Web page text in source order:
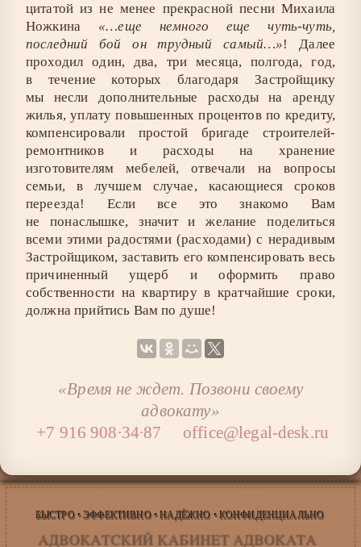
цитатой из не менее прекрасной песни Михаила
Ножкина «…еще немного еще чуть-чуть,
последний бой он трудный самый…»! Далее
проходил один, два, три месяца, полгода, год,
в течение которых благодаря Застройщику
мы несли дополнительные расходы на аренду
жилья, уплату повышенных процентов по кредиту,
компенсировали простой бригаде строителей-
ремонтников и расходы на хранение
изготовителям мебелей, отвечали на вопросы
семьи, в лучшем случае, касающиеся сроков
переезда! Если все это знакомо Вам
не понаслышке, значит и желание поделиться
всеми этими радостями (расходами) с нерадивым
Застройщиком, заставить его компенсировать весь
причиненный ущерб и оформить право
собственности на квартиру в кратчайшие сроки,
должна прийтись Вам по душе!
«Время не ждет. Позвони своему
адвокату»
+7 916 908∙34∙87
office@legal-desk.ru
БЫСТРО • ЭФФЕКТИВНО • НАДЁЖНО • КОНФИДЕНЦИАЛЬНО